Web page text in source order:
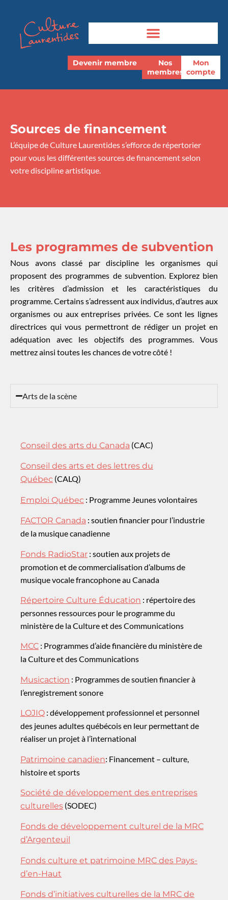
Devenir membre
Nos
membres
Mon
compte
Sources de financement
L’équipe de Culture Laurentides s’efforce de répertorier
pour vous les différentes sources de financement selon
votre discipline artistique.
Les programmes de subvention
Nous avons classé par discipline les organismes qui
proposent des programmes de subvention. Explorez bien
les critères d’admission et les caractéristiques du
programme. Certains s’adressent aux individus, d’autres aux
organismes ou aux entreprises privées. Ce sont les lignes
directrices qui vous permettront de rédiger un projet en
adéquation avec les objectifs des programmes. Vous
mettrez ainsi toutes les chances de votre côté !
Arts de la scène
Conseil des arts du Canada (CAC)
Conseil des arts et des lettres du
Québec (CALQ)
Emploi Québec : Programme Jeunes volontaires
FACTOR Canada : soutien financier pour l’industrie
de la musique canadienne
Fonds RadioStar : soutien aux projets de
promotion et de commercialisation d’albums de
musique vocale francophone au Canada
Répertoire Culture Éducation : répertoire des
personnes ressources pour le programme du
ministère de la Culture et des Communications
MCC : Programmes d’aide financière du ministère de
la Culture et des Communications
Musicaction : Programmes de soutien financier à
l’enregistrement sonore
LOJIQ : développement professionnel et personnel
des jeunes adultes québécois en leur permettant de
réaliser un projet à l’international
Patrimoine canadien: Financement – culture,
histoire et sports
Société de développement des entreprises
culturelles (SODEC)
Fonds de développement culturel de la MRC
d’Argenteuil
Fonds culture et patrimoine MRC des Pays-
d’en-Haut
Fonds d’initiatives culturelles de la MRC de